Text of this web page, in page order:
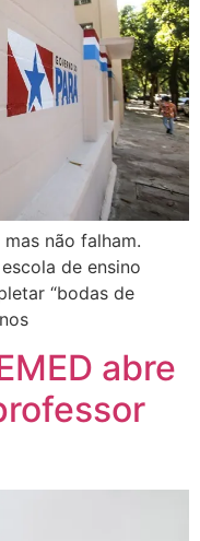
não falham.
de ensino
“bodas de
abre